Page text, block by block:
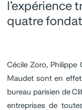
l’expérience
quatre
Cécile Zoro, Philippe
Maudet sont en
bureau parisien de
entreprises de